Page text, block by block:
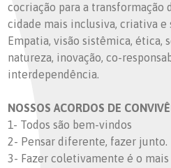
cocriação para a transformação
cidade mais inclusiva, criativa e
Empatia, visão sistêmica, ética,
natureza, inovação, co-
interdependência.
NOSSOS ACORDOS DE
1- Todos são bem-vindos
2- Pensar diferente, fazer junto.
3- Fazer coletivamente é o